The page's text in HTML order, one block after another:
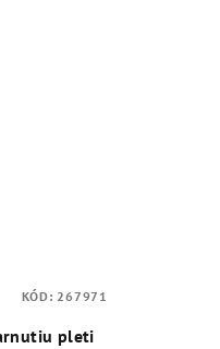
pleti
KÓD: 267971